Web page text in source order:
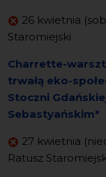
26 kwietnia
Staromiejski
Charrette-
trwałą eko-
Stoczni
Sebastyańskim*
27 kwietnia
Ratusz